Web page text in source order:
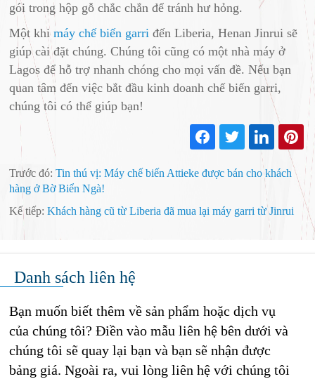
gói trong hộp gỗ chắc chắn để tránh hư hỏng.
Một khimáy chế biến garri đến Liberia, Henan Jinrui sẽ
giúp cài đặt chúng. Chúng tôi cũng có một nhà máy ở
Lagos để hỗ trợ nhanh chóng cho mọi vấn đề. Nếu bạn
quan tâm đến việc bắt đầu kinh doanh chế biến garri,
chúng tôi có thể giúp bạn!
Trước đó:Tin thú vị: Máy chế biến Attieke được bán cho khách
hàng ở Bờ Biển Ngà!
Kế tiếp:Khách hàng cũ từ Liberia đã mua lại máy garri từ Jinrui
Danh sách liên hệ
Bạn muốn biết thêm về sản phẩm hoặc dịch vụ
của chúng tôi? Điền vào mẫu liên hệ bên dưới và
chúng tôi sẽ quay lại bạn và bạn sẽ nhận được
bảng giá. Ngoài ra, vui lòng liên hệ với chúng tôi